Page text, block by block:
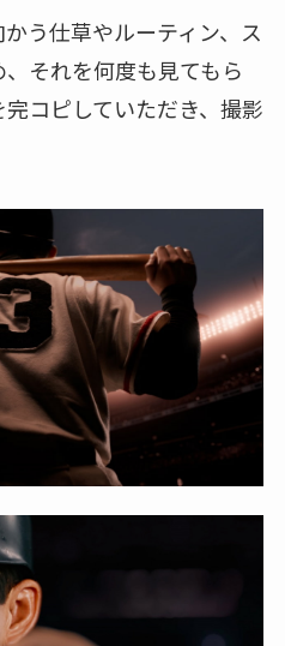
かう仕草やルーティン、ス
それを何度も見てもら
コピしていただき、撮影